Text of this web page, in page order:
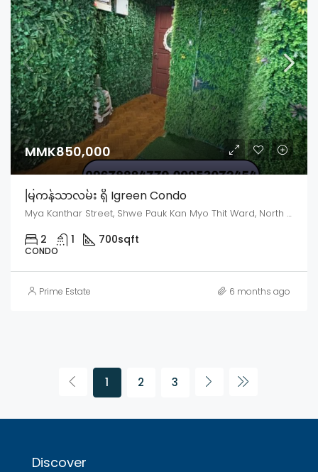
MMK850,000
မြကန်သာလမ်း ရှိ Igreen Condo
Mya Kanthar Street, Shwe Pauk Kan Myo Thit Ward, North Okkalapa, Mayangon District, Yangon, 11132, Myanmar
2 1 700sqft
CONDO
Prime Estate 6 months ago
1 2 3
Discover